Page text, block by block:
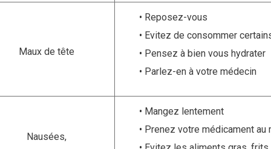
Antidépresseurs ciblant la monoamine oxydase
Autres antidépresseurs
Maux de tête
Reposez-vous
Evitez de consommer
Pensez à bien vous hydrater
Parlez-en à votre médecin
Nausées,
Mangez lentement
Prenez votre médicament au